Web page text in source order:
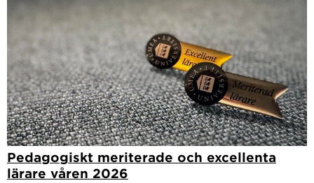
Pedagogiskt meriterade och excellenta
lärare våren 2026